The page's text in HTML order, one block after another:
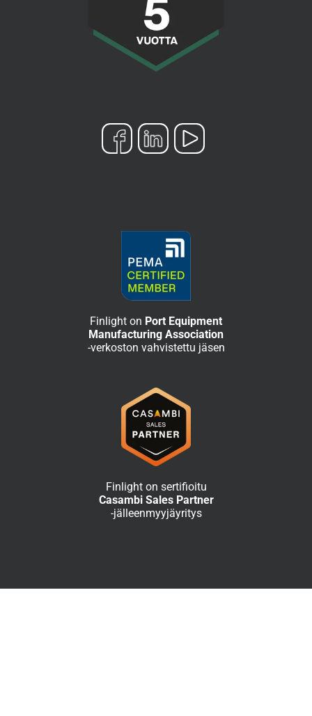
Finlight on Port Equipment
Manufacturing Association
-verkoston vahvistettu jäsen
Finlight on sertifioitu
Casambi Sales Partner
-jälleenmyyjäyritys